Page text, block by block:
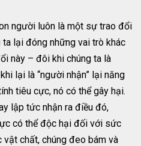
người luôn là một sự trao đổi
lại đóng những vai trò khác
này – đôi khi chúng ta là
lại là “người nhận” lại năng
tiêu cực, nó có thể gây hại.
lập tức nhận ra điều đó,
có thể độc hại đối với sức
chất, chúng đeo bám và